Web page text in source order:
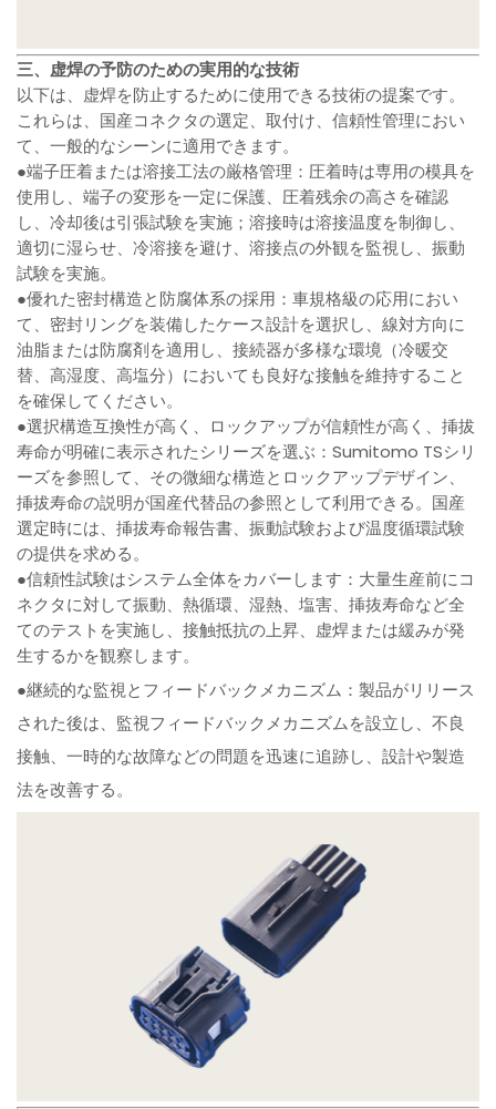
三、虚焊の予防のための実用的な技術
以下は、虚焊を防止するために使用できる技術の提案です。
これらは、国産コネクタの選定、取付け、信頼性管理におい
て、一般的なシーンに適用できます。
●端子圧着または溶接工法の厳格管理：圧着時は専用の模具を
使用し、端子の変形を一定に保護、圧着残余の高さを確認
し、冷却後は引張試験を実施；溶接時は溶接温度を制御し、
適切に湿らせ、冷溶接を避け、溶接点の外観を監視し、振動
試験を実施。
●優れた密封構造と防腐体系の採用：車規格級の応用におい
て、密封リングを装備したケース設計を選択し、線対方向に
油脂または防腐剤を適用し、接続器が多様な環境（冷暖交
替、高湿度、高塩分）においても良好な接触を維持すること
を確保してください。
●選択構造互換性が高く、ロックアップが信頼性が高く、挿拔
寿命が明確に表示されたシリーズを選ぶ：Sumitomo TSシリ
ーズを参照して、その微細な構造とロックアップデザイン、
挿拔寿命の説明が国産代替品の参照として利用できる。国産
選定時には、挿拔寿命報告書、振動試験および温度循環試験
の提供を求める。
●信頼性試験はシステム全体をカバーします：大量生産前にコ
ネクタに対して振動、熱循環、湿熱、塩害、挿抜寿命など全
てのテストを実施し、接触抵抗の上昇、虚焊または緩みが発
生するかを観察します。
●継続的な監視とフィードバックメカニズム：製品がリリース
された後は、監視フィードバックメカニズムを設立し、不良
接触、一時的な故障などの問題を迅速に追跡し、設計や製造
法を改善する。